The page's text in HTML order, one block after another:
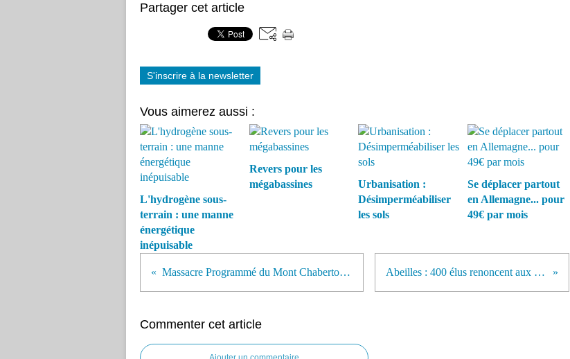
Partager cet article
S'inscrire à la newsletter
Vous aimerez aussi :
L'hydrogène sous-
terrain : une manne
énergétique
inépuisable
Revers pour les
mégabassines
Urbanisation :
Désimperméabiliser
les sols
Se déplacer partout
en Allemagne... pour
49€ par mois
Massacre Programmé du Mont Chaberton - Montgenevre - hautes Alpes Abeilles : 400 élus renoncent aux pesticides pour les protéger
Commenter cet article